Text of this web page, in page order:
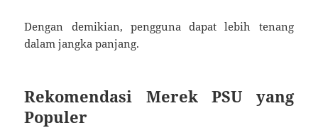
Dengan demikian, pengguna dapat lebih tenang
dalam jangka panjang.
Rekomendasi Merek PSU yang
Populer